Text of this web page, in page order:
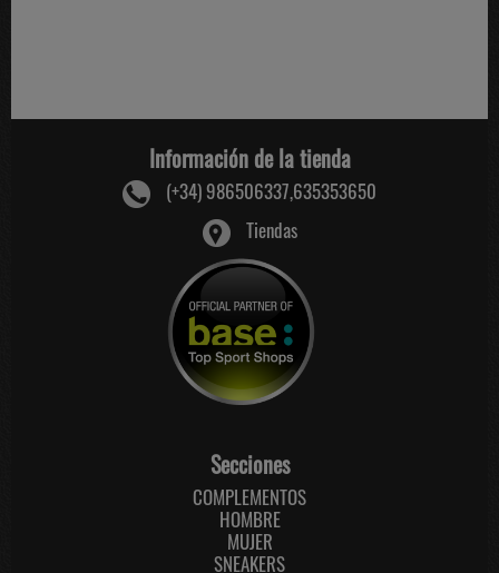
Información de la tienda
(+34) 986506337,635353650
Tiendas
Secciones
COMPLEMENTOS
HOMBRE
MUJER
SNEAKERS